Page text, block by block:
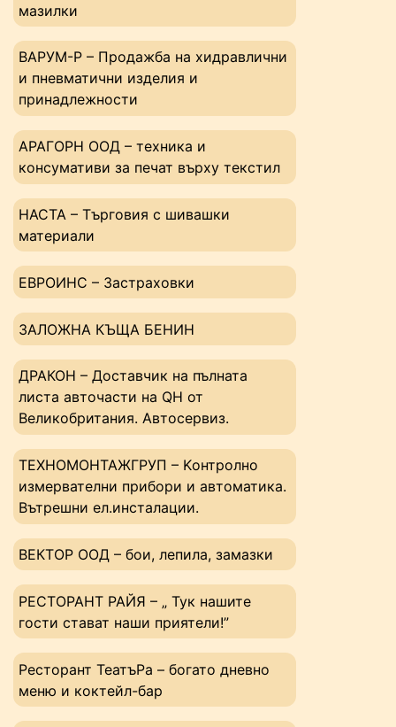
мазилки
ВАРУМ-Р – Продажба на хидравлични
и пневматични изделия и
принадлежности
АРАГОРН ООД – техника и
консумативи за печат върху текстил
НАСТА – Tърговия с шивашки
материали
ЕВРОИНС – Застраховки
ЗАЛОЖНА КЪЩА БЕНИН
ДРАКОН – Доставчик на пълната
листа авточасти на QH от
Великобритания. Автосервиз.
ТЕХНОМОНТАЖГРУП – Kонтролно
измервателни прибори и автоматика.
Вътрешни ел.инсталации.
ВЕКТОР ООД – бои, лепила, замазки
РЕСТОРАНТ РАЙЯ – „ Тук нашите
гости стават наши приятели!”
Ресторант ТеатъРа – богато дневно
меню и коктейл-бар